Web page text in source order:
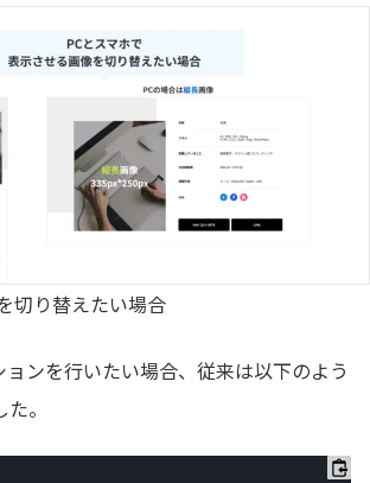
切り替えたい場合
ョンを行いたい場合、従来は以下のよう
。